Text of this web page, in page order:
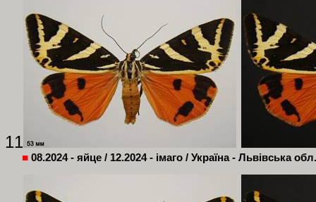
11
■ 08.2024 - яйце / 12.2024 - імаго / Україна - Львівська